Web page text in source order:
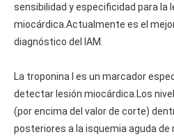
sensibilidad y especificidad para la
miocárdica.Actualmente es el
diagnóstico del IAM.
La troponina I es un marcador
detectar lesión miocárdica.Los
(por encima del valor de corte)
posteriores a la isquemia aguda